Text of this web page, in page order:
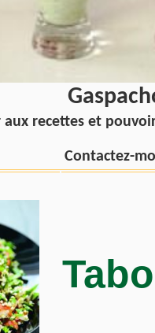
aux recettes et
Contactez-